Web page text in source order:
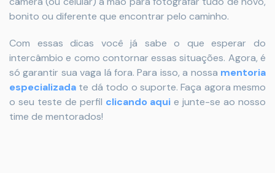
bonito ou diferente que encontrar pelo caminho.
Com essas dicas você já sabe o que esperar do
intercâmbio e como contornar essas situações. Agora, é
só garantir sua vaga lá fora. Para isso, a nossa mentoria
especializada te dá todo o suporte. Faça agora mesmo
o seu teste de perfil clicando aqui e junte-se ao nosso
time de mentorados!